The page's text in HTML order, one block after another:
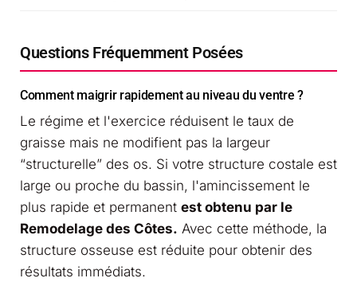
Questions Fréquemment Posées
Comment maigrir rapidement au niveau du ventre ?
Le régime et l'exercice réduisent le taux de
graisse mais ne modifient pas la largeur
“structurelle” des os. Si votre structure costale est
large ou proche du bassin, l'amincissement le
plus rapide et permanent est obtenu par le
Remodelage des Côtes. Avec cette méthode, la
structure osseuse est réduite pour obtenir des
résultats immédiats.